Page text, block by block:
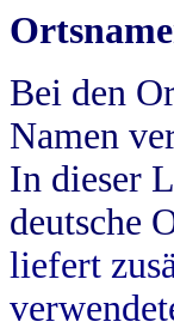
Bei den
Namen
In dieser
deutsche
liefert